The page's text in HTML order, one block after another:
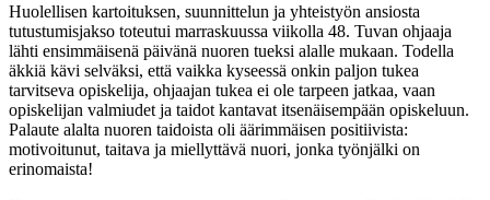
Huolellisen kartoituksen, suunnittelun ja yhteistyön ansiosta
tutustumisjakso toteutui marraskuussa viikolla 48. Tuvan ohjaaja
lähti ensimmäisenä päivänä nuoren tueksi alalle mukaan. Todella
äkkiä kävi selväksi, että vaikka kyseessä onkin paljon tukea
tarvitseva opiskelija, ohjaajan tukea ei ole tarpeen jatkaa, vaan
opiskelijan valmiudet ja taidot kantavat itsenäisempään opiskeluun.
Palaute alalta nuoren taidoista oli äärimmäisen positiivista:
motivoitunut, taitava ja miellyttävä nuori, jonka työnjälki on
erinomaista!